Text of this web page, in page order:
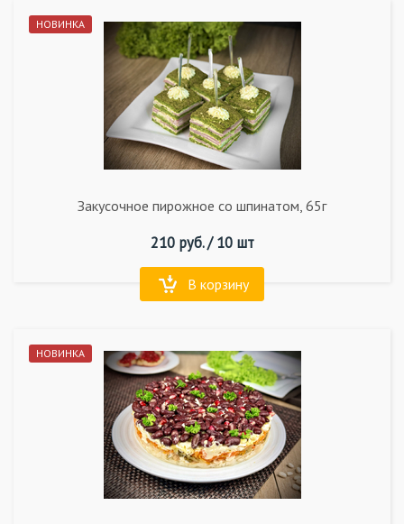
НОВИНКА
Закусочное пирожное со шпинатом, 65г
210руб. /10 шт
В корзину
НОВИНКА